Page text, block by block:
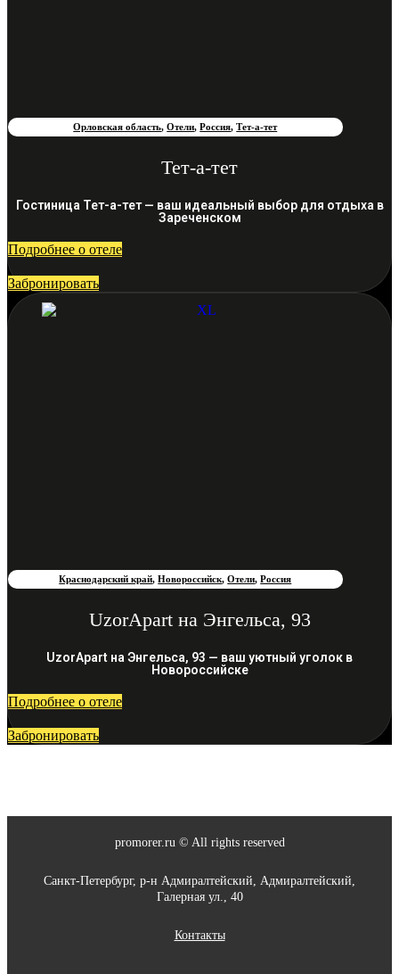
Орловская область,Отели,Россия,Тет-а-тет
Тет-а-тет
Гостиница Тет-а-тет — ваш идеальный выбор для отдыха в
Зареченском
Подробнее о отеле
Забронировать
Краснодарский край,Новороссийск,Отели,Россия
UzorApart на Энгельса, 93
UzorApart на Энгельса, 93 — ваш уютный уголок в
Новороссийске
Подробнее о отеле
Забронировать
promorer.ru © All rights reserved
Санкт-Петербург, р-н Адмиралтейский, Адмиралтейский,
Галерная ул., 40
Контакты